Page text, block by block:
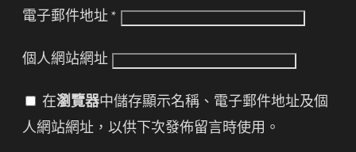
電子郵件地址 *
個人網站網址
在瀏覽器中儲存顯示名稱、電子郵件地址及個
人網站網址，以供下次發佈留言時使用。